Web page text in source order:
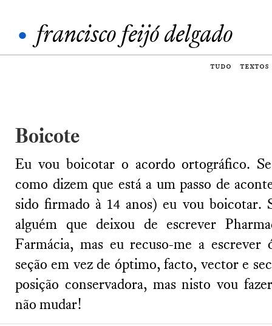
• francisco feijó delgado
tudo textos
Boicote
Eu vou boicotar o acordo ortográfico.
como dizem que está a um passo de
sido firmado à 14 anos) eu vou boicotar.
alguém que deixou de escrever
Farmácia, mas eu recuso-me a
seção em vez de óptimo, facto, vector e
posição conservadora, mas nisto vou
não mudar!